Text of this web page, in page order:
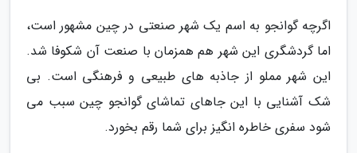
اگرچه گوانجو به اسم یک شهر صنعتی در چین مشهور است،
اما گردشگری این شهر هم همزمان با صنعت آن شکوفا شد.
این شهر مملو از جاذبه های طبیعی و فرهنگی است. بی
شک آشنایی با این جاهای تماشای گوانجو چین سبب می
شود سفری خاطره انگیز برای شما رقم بخورد.